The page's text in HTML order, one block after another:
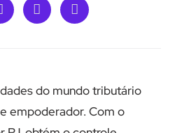
do mundo tributário
empoderador. Com o